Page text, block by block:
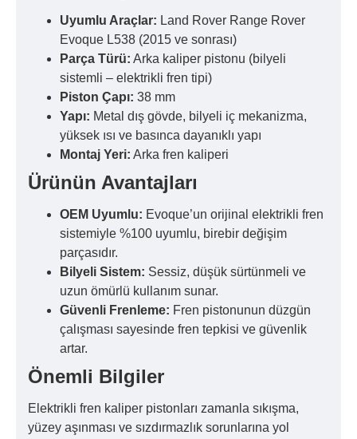
Uyumlu Araçlar: Land Rover Range Rover
Evoque L538 (2015 ve sonrası)
Parça Türü: Arka kaliper pistonu (bilyeli
sistemli – elektrikli fren tipi)
Piston Çapı: 38 mm
Yapı: Metal dış gövde, bilyeli iç mekanizma,
yüksek ısı ve basınca dayanıklı yapı
Montaj Yeri: Arka fren kaliperi
Ürünün Avantajları
OEM Uyumlu: Evoque’un orijinal elektrikli fren
sistemiyle %100 uyumlu, birebir değişim
parçasıdır.
Bilyeli Sistem: Sessiz, düşük sürtünmeli ve
uzun ömürlü kullanım sunar.
Güvenli Frenleme: Fren pistonunun düzgün
çalışması sayesinde fren tepkisi ve güvenlik
artar.
Önemli Bilgiler
Elektrikli fren kaliper pistonları zamanla sıkışma,
yüzey aşınması ve sızdırmazlık sorunlarına yol